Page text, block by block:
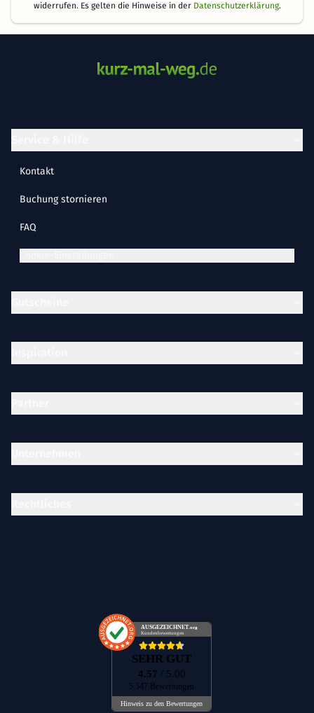
widerrufen. Es gelten die Hinweise in der Datenschutzerklärung.
AUSGEZEICHNET .org
Kundenbewertungen
SEHR GUT
4.57 / 5.00
5.347 Bewertungen
Hinweis zu den Bewertungen
Kontakt
Buchung stornieren
FAQ